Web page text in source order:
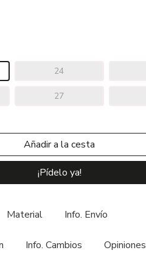
24
27
¡Pídelo ya!
Material Info. Envío
Info. Cambios Opiniones